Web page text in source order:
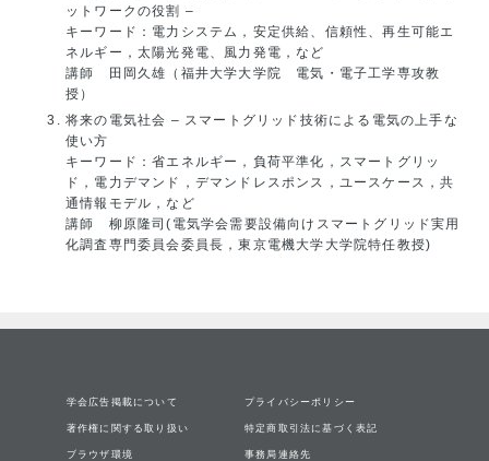
ットワークの役割 –
キーワード：電力システム，安定供給、信頼性、再生可能エ
ネルギー，太陽光発電、風力発電，など
講師 田岡久雄（福井大学大学院 電気・電子工学専攻教
授）
将来の電気社会 – スマートグリッド技術による電気の上手な
使い方
キーワード：省エネルギー，負荷平準化，スマートグリッ
ド，電力デマンド，デマンドレスポンス，ユースケース，共
通情報モデル，など
講師 柳原隆司(電気学会需要設備向けスマートグリッド実用
化調査専門委員会委員長，東京電機大学大学院特任教授)
学会広告掲載について プライバシーポリシー
著作権に関する取り扱い 特定商取引法に基づく表記
ブラウザ環境 事務局連絡先